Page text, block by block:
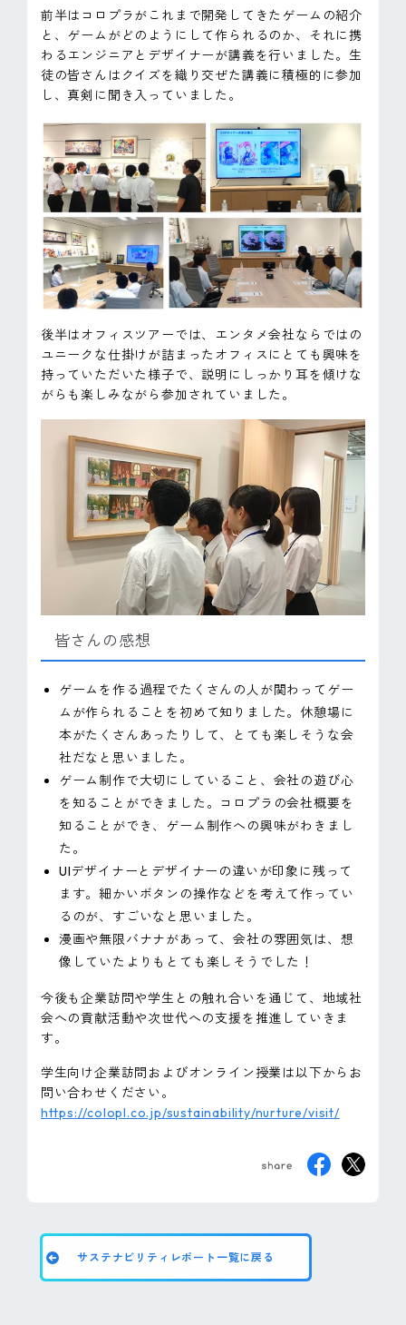
前半はコロプラがこれまで開発してきたゲームの紹介
と、ゲームがどのようにして作られるのか、それに携
わるエンジニアとデザイナーが講義を行いました。生
徒の皆さんはクイズを織り交ぜた講義に積極的に参加
し、真剣に聞き入っていました。
後半はオフィスツアーでは、エンタメ会社ならではの
ユニークな仕掛けが詰まったオフィスにとても興味を
持っていただいた様子で、説明にしっかり耳を傾けな
がらも楽しみながら参加されていました。
皆さんの感想
ゲームを作る過程でたくさんの人が関わってゲー
ムが作られることを初めて知りました。休憩場に
本がたくさんあったりして、とても楽しそうな会
社だなと思いました。
ゲーム制作で大切にしていること、会社の遊び心
を知ることができました。コロプラの会社概要を
知ることができ、ゲーム制作への興味がわきまし
た。
UIデザイナーとデザイナーの違いが印象に残って
ます。細かいボタンの操作などを考えて作ってい
るのが、すごいなと思いました。
漫画や無限バナナがあって、会社の雰囲気は、想
像していたよりもとても楽しそうでした！
今後も企業訪問や学生との触れ合いを通じて、地域社
会への貢献活動や次世代への支援を推進していきま
す。
学生向け企業訪問およびオンライン授業は以下からお
問い合わせください。
https://colopl.co.jp/sustainability/nurture/visit/
サステナビリティレポート一覧に戻る